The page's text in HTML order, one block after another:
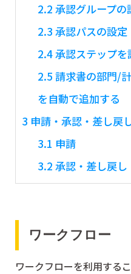
2.2 承認グループの
2.3 承認パスの設定
2.4承認ステップを
2.5 請求書の部門/
を自動で追加する
3 申請・承認・差し戻
3.1 申請
3.2 承認・差し戻し
ワークフロー
ワークフローを利用する